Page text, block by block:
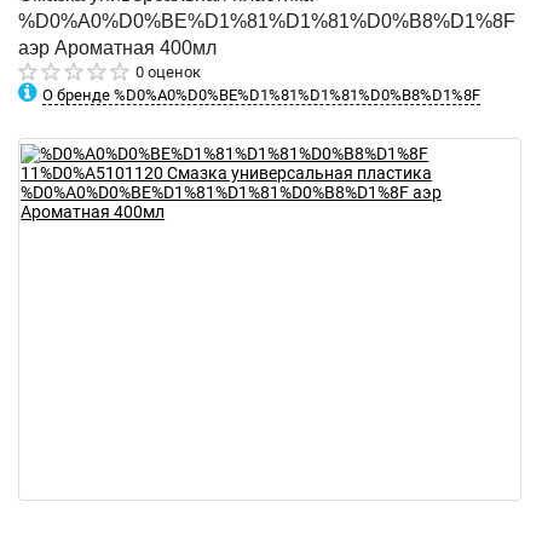
%D0%A0%D0%BE%D1%81%D1%81%D0%B8%D1%8F
аэр Ароматная 400мл
0 оценок
О бренде %D0%A0%D0%BE%D1%81%D1%81%D0%B8%D1%8F